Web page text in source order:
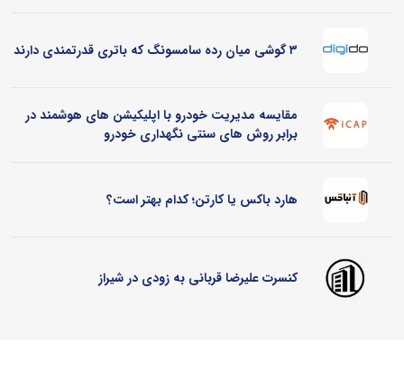
۳ گوشی میان رده سامسونگ که باتری قدرتمندی دارند
مقایسه مدیریت خودرو با اپلیکیشن های هوشمند در
برابر روش های سنتی نگهداری خودرو
هارد باکس یا کارتن؛ کدام بهتر است؟
کنسرت علیرضا قربانی به زودی در شیراز